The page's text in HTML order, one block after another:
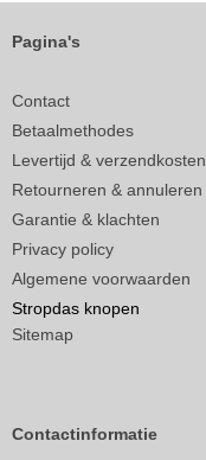
Pagina's
Contact
Betaalmethodes
Levertijd & verzendkosten
Retourneren & annuleren
Garantie & klachten
Privacy policy
Algemene voorwaarden
Stropdas knopen
Sitemap
Contactinformatie